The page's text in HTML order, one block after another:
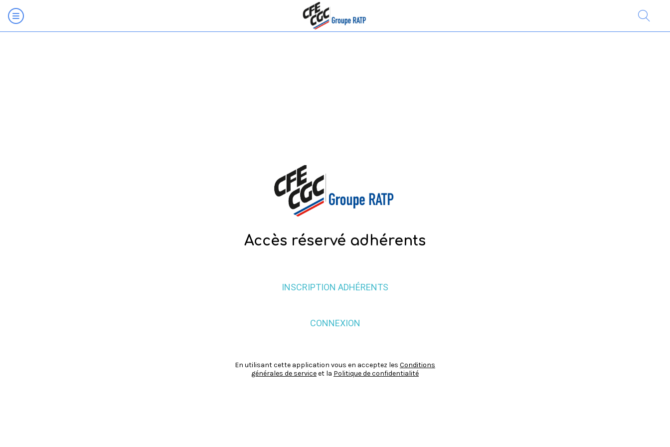
Accès réservé adhérents
INSCRIPTION ADHÉRENTS
CONNEXION
En utilisant cette application vous en acceptez les Conditions
générales de serviceet la Politique de confidentialité